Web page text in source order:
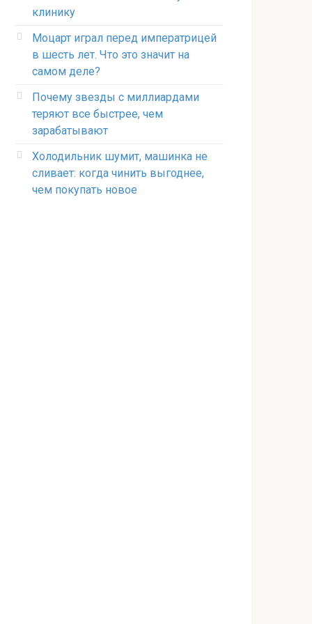
клинику
Моцарт играл перед императрицей
в шесть лет. Что это значит на
самом деле?
Почему звезды с миллиардами
теряют все быстрее, чем
зарабатывают
Холодильник шумит, машинка не
сливает: когда чинить выгоднее,
чем покупать новое